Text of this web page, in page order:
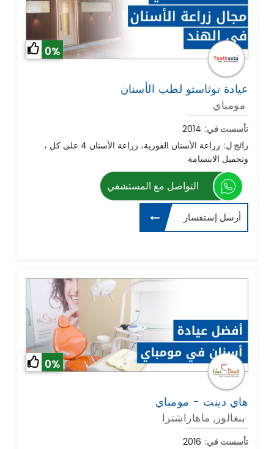
0%
عيادة توثاستو لطب الأسنان
مومباي
تأسست في: 2014
رائج ل:
زراعة الأسنان الفورية، زراعة الأسنان 4 على كل ،
وتجميل الابتسامة
التواصل مع المستشفي
أرسل إستفسار
0%
هاي دينت - مومباي
بنغالور, ماهاراشترا
تأسست في: 2016